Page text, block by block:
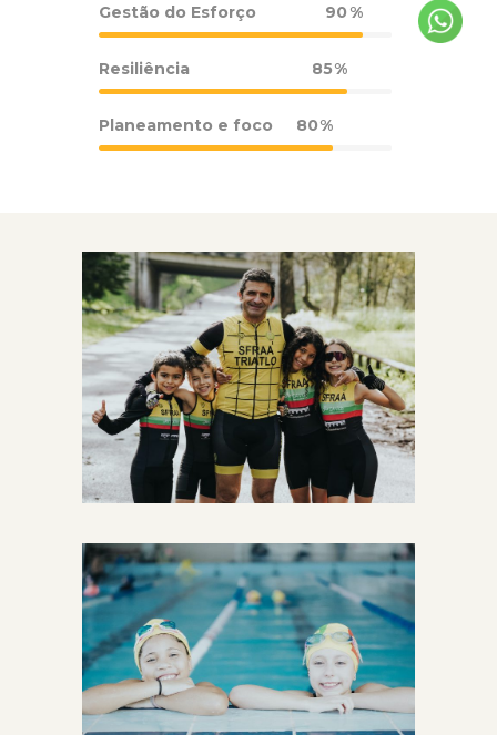
Gestão do Esforço 90
Resiliência 85
Planeamento e foco 80